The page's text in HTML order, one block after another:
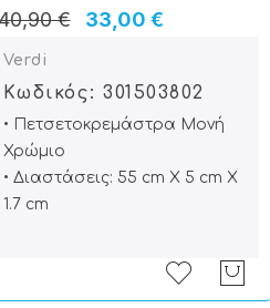
33,00 €
€
Verdi
Κωδικός: 301503802
• Πετσετοκρεμάστρα Μονή
Χρώμιο
• Διαστάσεις: 55 cm X 5 cm X
1.7 cm